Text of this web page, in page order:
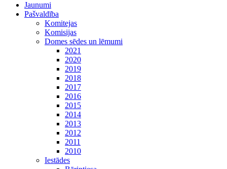
Jaunumi
Pašvaldība
Komitejas
Komisijas
Domes sēdes un lēmumi
2021
2020
2019
2018
2017
2016
2015
2014
2013
2012
2011
2010
Iestādes